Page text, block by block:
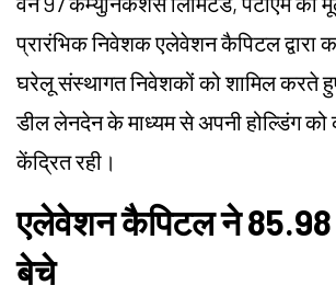
प्रारंभिक निवेशक एलेवेशन कैपिटल द्वारा
घरेलू संस्थागत निवेशकों को शामिल करते
डील लेनदेन के माध्यम से अपनी होल्डिंग
केंद्रित रही।
एलेवेशन कैपिटल ने
बेचे